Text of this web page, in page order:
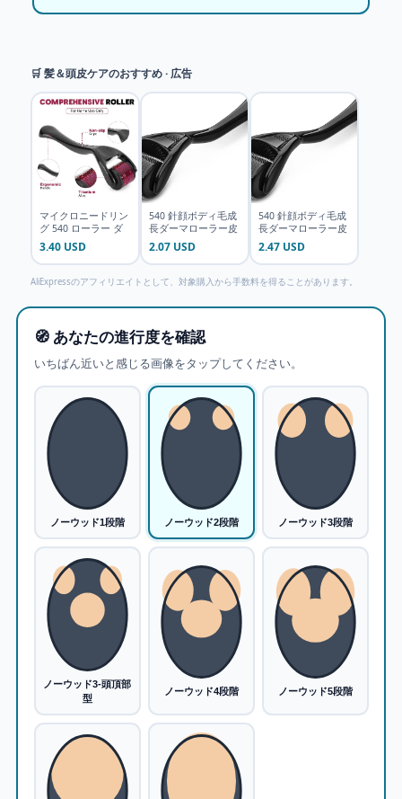
🛒 髪＆頭皮ケアのおすすめ · 広告
マイクロニードリン
グ 540 ローラー ダ
ーマローラー プロフ
ェッショナル チタン
ダーマローラー
0.2/0.25/0
3.40 USD
540 針顔ボディ毛成
長ダーマローラー皮
膚ひげ 0.2 ミリメー
トル 0.25 ミリメー
トル 0.3 ミリメート
ル針マイ
2.07 USD
540 針顔ボディ毛成
長ダーマローラー皮
膚ひげ 0.2 ミリメー
トル 0.25 ミリメー
トル 0.3 ミリメート
ル針マイ
2.47 USD
AliExpressのアフィリエイトとして、対象購入から手数料を得ることがあります。
🧭 あなたの進行度を確認
いちばん近いと感じる画像をタップしてください。
ノーウッド1段階 ノーウッド2段階 ノーウッド3段階
ノーウッド3-頭頂部
型
ノーウッド4段階 ノーウッド5段階